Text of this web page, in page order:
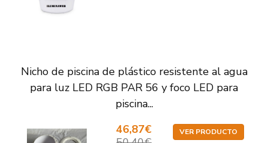
Nicho de piscina de plástico resistente al agua
para luz LED RGB PAR 56 y foco LED para
piscina...
46,87€
VER PRODUCTO